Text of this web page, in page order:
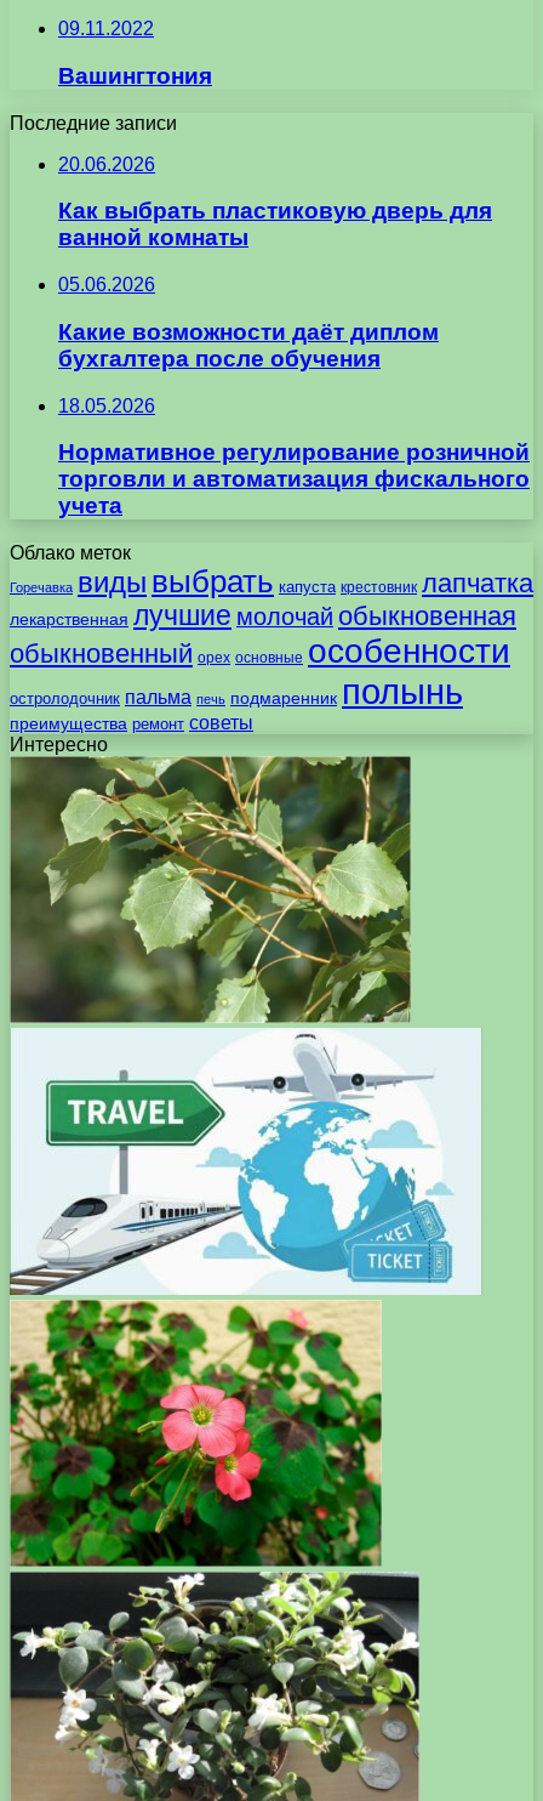
09.11.2022
Вашингтония
Последние записи
20.06.2026
Как выбрать пластиковую дверь для
ванной комнаты
05.06.2026
Какие возможности даёт диплом
бухгалтера после обучения
18.05.2026
Нормативное регулирование розничной
торговли и автоматизация фискального
учета
Облако меток
Горечавка виды выбрать капуста крестовник лапчатка
лекарственная лучшие молочай обыкновенная
обыкновенный орех основные особенности
остролодочник пальма печь подмаренник полынь
преимущества ремонт советы
Интересно